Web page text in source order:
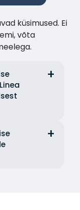
küsimused. Ei
võta